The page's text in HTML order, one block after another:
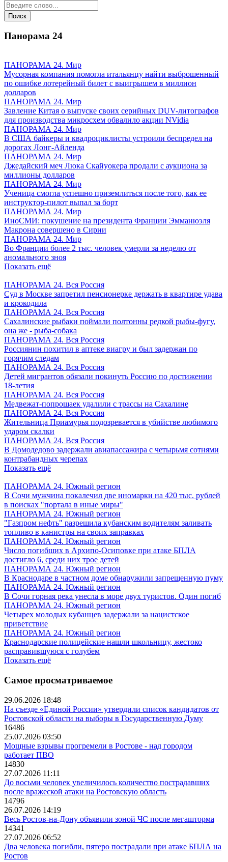
Панорама 24
ПАНОРАМА 24. Мир
Мусорная компания помогла итальянцу найти выброшенный
по ошибке лотерейный билет с выигрышем в миллион
долларов
ПАНОРАМА 24. Мир
Завление Китая о выпуске своих серийных DUV-литографов
для производства микросхем обвалило акции NVidia
ПАНОРАМА 24. Мир
В США байкеры и квадроциклисты устроили беспредел на
дорогах Лонг-Айленда
ПАНОРАМА 24. Мир
Джедайский меч Люка Скайуокера продали с аукциона за
миллионы долларов
ПАНОРАМА 24. Мир
Ученица смогла успешно приземлиться после того, как ее
инструктор-пилот выпал за борт
ПАНОРАМА 24. Мир
ИноСМИ: покушение на президента Франции Эмманюэля
Макрона совершено в Сирии
ПАНОРАМА 24. Мир
Во Франции более 2 тыс. человек умерли за неделю от
аномального зноя
Показать ещё
ПАНОРАМА 24. Вся Россия
Суд в Москве запретил пенсионерке держать в квартире удава
и крокодила
ПАНОРАМА 24. Вся Россия
Сахалинские рыбаки поймали полтонны редкой рыбы-фугу,
она же - рыба-собака
ПАНОРАМА 24. Вся Россия
Россиянин похитил в аптеке виагру и был задержан по
горячим следам
ПАНОРАМА 24. Вся Россия
Детей мигрантов обязали покинуть Россию по достижении
18-летия
ПАНОРАМА 24. Вся Россия
Медвежат-попрошаек удалили с трассы на Сахалине
ПАНОРАМА 24. Вся Россия
Жительница Приамурья подозревается в убийстве любимого
ударом скалки
ПАНОРАМА 24. Вся Россия
В Домодедово задержали авиапассажира с четырьмя сотнями
контрабандных черепах
Показать ещё
ПАНОРАМА 24. Южный регион
В Сочи мужчина покалечил две иномарки на 420 тыс. рублей
в поисках "портала в иные миры"
ПАНОРАМА 24. Южный регион
"Газпром нефть" разрешила кубанским водителям заливать
топливо в канистры на своих заправках
ПАНОРАМА 24. Южный регион
Число погибших в Архипо-Осиповке при атаке БПЛА
достигло 6, среди них трое детей
ПАНОРАМА 24. Южный регион
В Краснодаре в частном доме обнаружили запрещенную пуму
ПАНОРАМА 24. Южный регион
В Сочи горная река унесла в море двух туристов. Один погиб
ПАНОРАМА 24. Южный регион
Четырех молодых кубанцев задержали за нацистское
приветствие
ПАНОРАМА 24. Южный регион
Краснодарские полицейские нашли школьницу, жестоко
расправившуюся с голубем
Показать ещё
Самое просматриваемое
29.06.2026 18:48
На съезде «Единой России» утвердили список кандидатов от
Ростовской области на выборы в Государственную Думу
16486
25.07.2026 03:50
Мощные взрывы прогремели в Ростове - над городом
работает ПВО
14830
27.07.2026 11:11
До восьми человек увеличилось количество пострадавших
после вражеской атаки на Ростовскую область
14796
26.07.2026 14:19
Весь Ростов-на-Дону объявили зоной ЧС после мегашторма
14341
27.07.2026 06:52
Два человека погибли, пятеро пострадали при атаке БПЛА на
Ростов